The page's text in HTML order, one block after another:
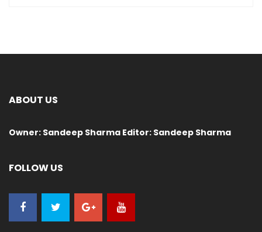
ABOUT US
Owner: Sandeep Sharma Editor: Sandeep Sharma
FOLLOW US